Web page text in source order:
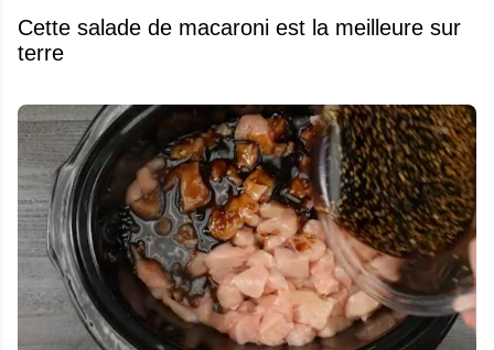
Cette salade de macaroni est la meilleure sur
terre